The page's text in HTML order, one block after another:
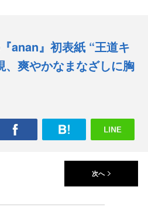
e
anan』初表紙 “王道キ
、爽やかなまなざしに胸
次へ